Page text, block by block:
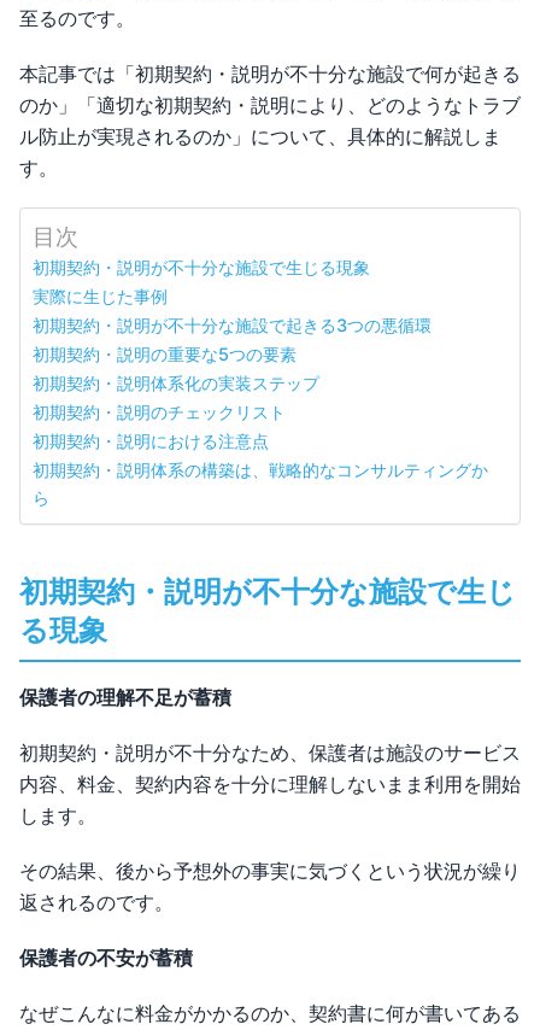
至るのです。
本記事では「初期契約・説明が不十分な施設で何が起きる
のか」「適切な初期契約・説明により、どのようなトラブ
ル防止が実現されるのか」について、具体的に解説しま
す。
目次
初期契約・説明が不十分な施設で生じる現象
実際に生じた事例
初期契約・説明が不十分な施設で起きる3つの悪循環
初期契約・説明の重要な5つの要素
初期契約・説明体系化の実装ステップ
初期契約・説明のチェックリスト
初期契約・説明における注意点
初期契約・説明体系の構築は、戦略的なコンサルティングか
ら
初期契約・説明が不十分な施設で生じ
る現象
保護者の理解不足が蓄積
初期契約・説明が不十分なため、保護者は施設のサービス
内容、料金、契約内容を十分に理解しないまま利用を開始
します。
その結果、後から予想外の事実に気づくという状況が繰り
返されるのです。
保護者の不安が蓄積
なぜこんなに料金がかかるのか、契約書に何が書いてある